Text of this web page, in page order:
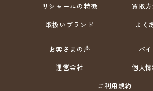
リシャールの特徴
買取
取扱いブランド
よく
お客さまの声
バ
運営会社
個人
ご利用規約